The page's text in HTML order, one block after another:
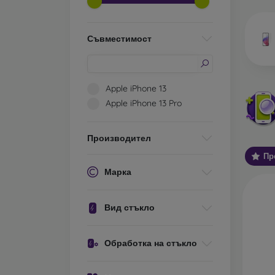
Съвместимост
Apple iPhone 13
Apple iPhone 13 Pro
Производител
Марка
Вид стъкло
Обработка на стъкло
се в
е, че
по-